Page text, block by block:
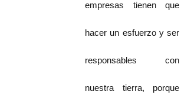
empresas tienen que
hacer un esfuerzo y ser
responsables con
nuestra tierra, porque